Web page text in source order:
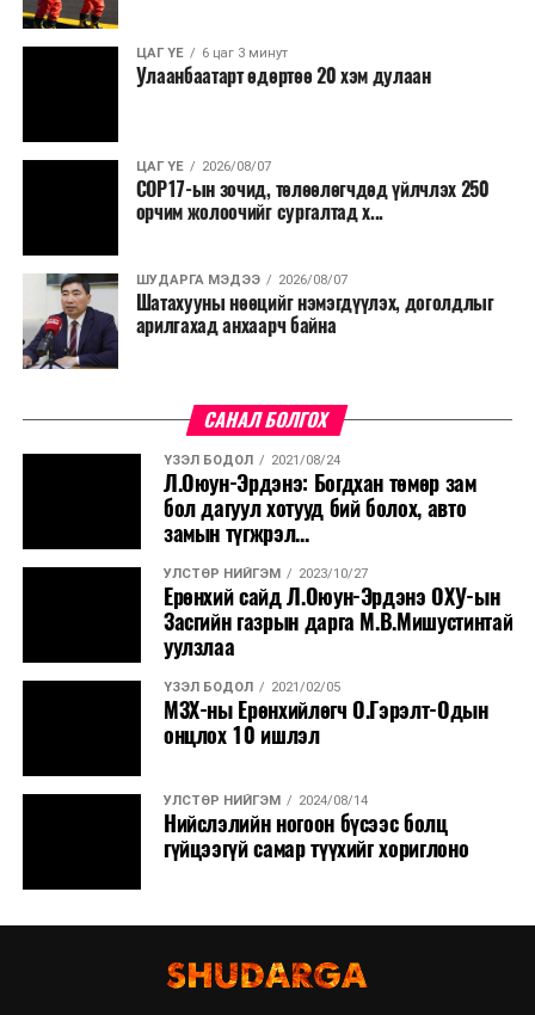
ЦАГ ҮЕ 6 цаг 3 минут
Улаанбаатарт өдөртөө 20 хэм дулаан
ЦАГ ҮЕ 2026/08/07
COP17-ын зочид, төлөөлөгчдөд үйлчлэх 250
орчим жолоочийг сургалтад х...
ШУДАРГА МЭДЭЭ 2026/08/07
Шатахууны нөөцийг нэмэгдүүлэх, доголдлыг
арилгахад анхаарч байна
САНАЛ БОЛГОХ
ҮЗЭЛ БОДОЛ 2021/08/24
Л.Оюун-Эрдэнэ: Богдхан төмөр зам
бол дагуул хотууд бий болох, авто
замын түгжрэл...
УЛСТӨР НИЙГЭМ 2023/10/27
Ерөнхий сайд Л.Оюун-Эрдэнэ ОХУ-ын
Засгийн газрын дарга М.В.Мишустинтай
уулзлаа
ҮЗЭЛ БОДОЛ 2021/02/05
MЗХ-ны Ерөнхийлөгч О.Гэрэлт-Одын
онцлох 10 ишлэл
УЛСТӨР НИЙГЭМ 2024/08/14
Нийслэлийн ногоон бүсээс болц
гүйцээгүй самар түүхийг хориглоно